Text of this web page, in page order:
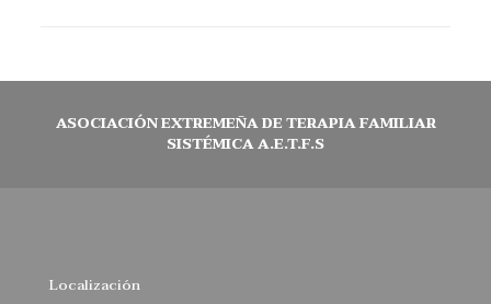
ASOCIACIÓN EXTREMEÑA DE TERAPIA FAMILIAR
SISTÉMICA A.E.T.F.S
Localización